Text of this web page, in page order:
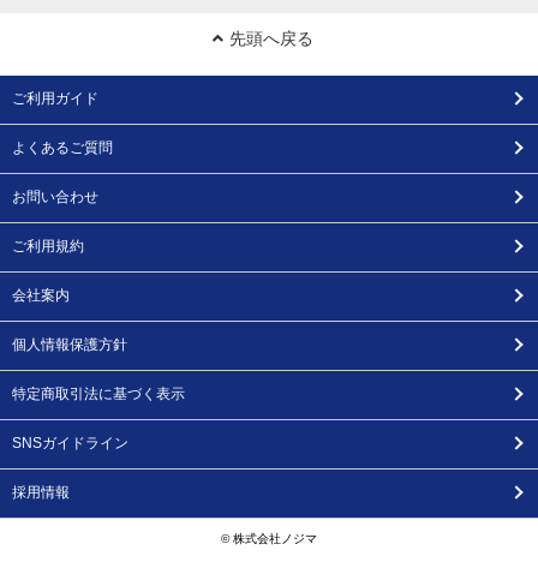
先頭へ戻る
ご利用ガイド
よくあるご質問
お問い合わせ
ご利用規約
会社案内
個人情報保護方針
特定商取引法に基づく表示
SNSガイドライン
採用情報
© 株式会社ノジマ